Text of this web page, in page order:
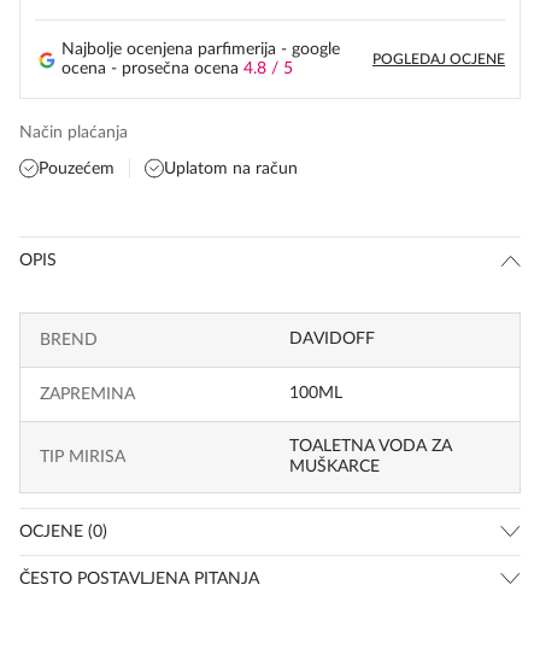
Najbolje ocenjena parfimerija - google
ocena - prosečna ocena 4.8 / 5
POGLEDAJ OCJENE
Način plaćanja
Pouzećem Uplatom na račun
OPIS
BREND DAVIDOFF
ZAPREMINA 100ML
TIP MIRISA
TOALETNA VODA ZA
MUŠKARCE
OCJENE (0)
ČESTO POSTAVLJENA PITANJA